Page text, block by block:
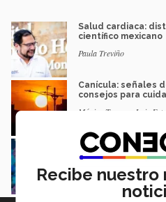
Salud cardiaca:
científico mexicano
Paula Treviño
Canícula: señales
consejos para
Mónica Torres y Luis
Estudiantes
detectar el VPH
Mariana Nava
Recibe